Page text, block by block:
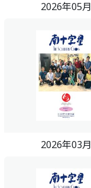
2026年05月
2026年03月